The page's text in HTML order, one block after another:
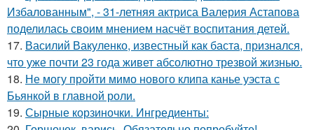
Избалованным", - 31-летняя актриса Валерия Астапова
поделилась своим мнением насчёт воспитания детей.
17. Василий Вакуленко, известный как баста, признался,
что уже почти 23 года живет абсолютно трезвой жизнью.
18. Не могу пройти мимо нового клипа канье уэста с
Бьянкой в главной роли.
19. Сырные корзиночки. Ингредиенты: